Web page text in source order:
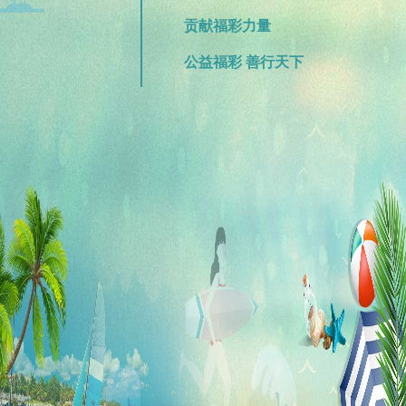
贡献福彩力量
公益福彩 善行天下